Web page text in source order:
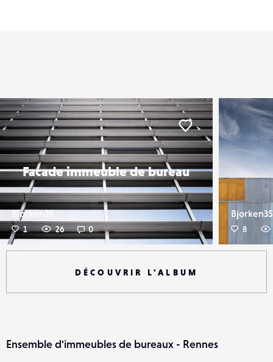
Facade immeuble de bureau
Bjorken35
1 26 0
Liker
Bjorken35
8
DÉCOUVRIR L'ALBUM
Ensemble d'immeubles de bureaux - Rennes